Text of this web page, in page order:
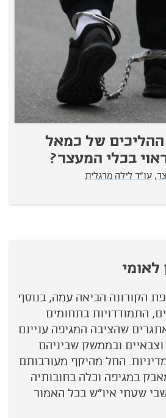
של כמאל
בכלי המעצר?
עו"ד לילה מרגלית
לאומי
הקורונה הביאה עמה, בנוסף
התמודדויות בתחומים
שהציבה המגיפה עניינם
וצבאיים ובממשק שביניהם
החל מהיקף מעורבותם
במגיפה וכלה בחובותיה
שטחי איו"ש בכל האמור